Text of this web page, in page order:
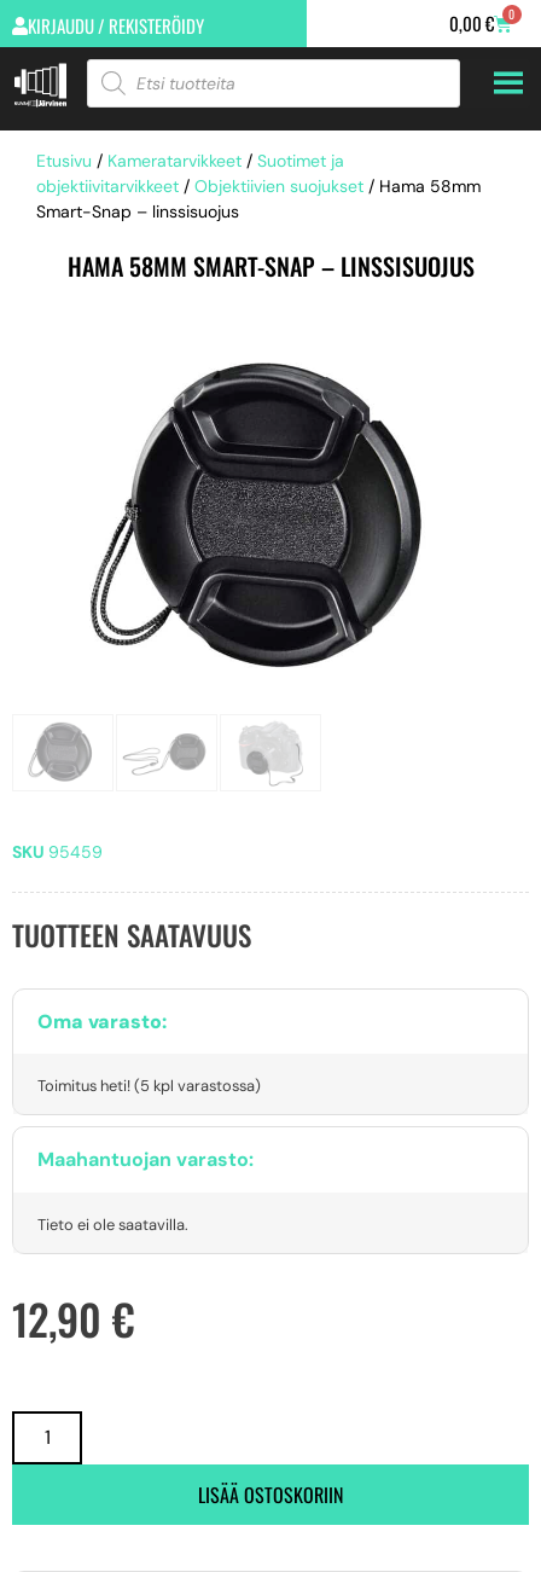
KIRJAUDU / REKISTERÖIDY 0,00€ 0
Etusivu / Kameratarvikkeet / Suotimet ja
objektiivitarvikkeet / Objektiivien suojukset / Hama 58mm
Smart-Snap – linssisuojus
HAMA 58MM SMART-SNAP – LINSSISUOJUS
SKU 95459
TUOTTEEN SAATAVUUS
Oma varasto:
Toimitus heti! (5 kpl varastossa)
Maahantuojan varasto:
Tieto ei ole saatavilla.
12,90 €
LISÄÄ OSTOSKORIIN